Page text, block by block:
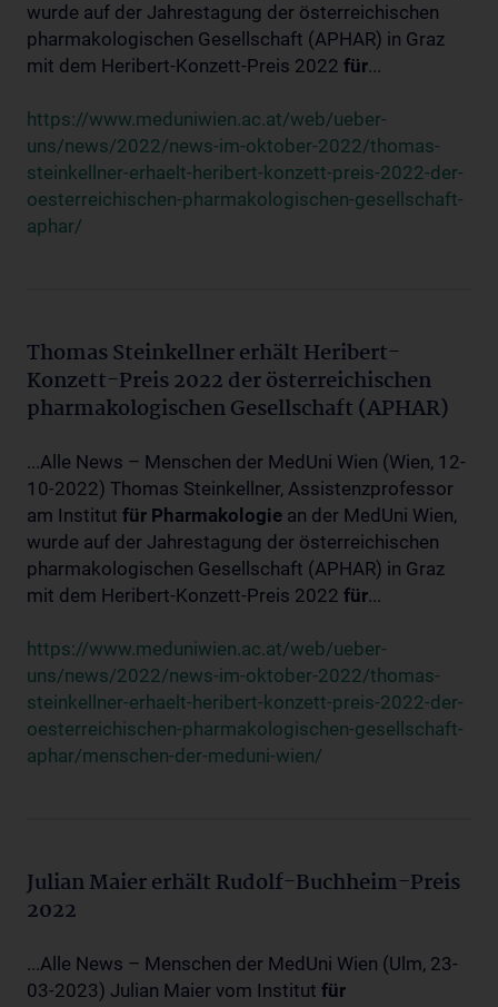
wurde auf der Jahrestagung der österreichischen
pharmakologischen Gesellschaft (APHAR) in Graz
mit dem Heribert-Konzett-Preis 2022 für...
https://www.meduniwien.ac.at/web/ueber-
uns/news/2022/news-im-oktober-2022/thomas-
steinkellner-erhaelt-heribert-konzett-preis-2022-der-
oesterreichischen-pharmakologischen-gesellschaft-
aphar/
Thomas Steinkellner erhält Heribert-
Konzett-Preis 2022 der österreichischen
pharmakologischen Gesellschaft (APHAR)
...Alle News – Menschen der MedUni Wien (Wien, 12-
10-2022) Thomas Steinkellner, Assistenzprofessor
am Institut für Pharmakologie an der MedUni Wien,
wurde auf der Jahrestagung der österreichischen
pharmakologischen Gesellschaft (APHAR) in Graz
mit dem Heribert-Konzett-Preis 2022 für...
https://www.meduniwien.ac.at/web/ueber-
uns/news/2022/news-im-oktober-2022/thomas-
steinkellner-erhaelt-heribert-konzett-preis-2022-der-
oesterreichischen-pharmakologischen-gesellschaft-
aphar/menschen-der-meduni-wien/
Julian Maier erhält Rudolf-Buchheim-Preis
2022
...Alle News – Menschen der MedUni Wien (Ulm, 23-
03-2023) Julian Maier vom Institut für